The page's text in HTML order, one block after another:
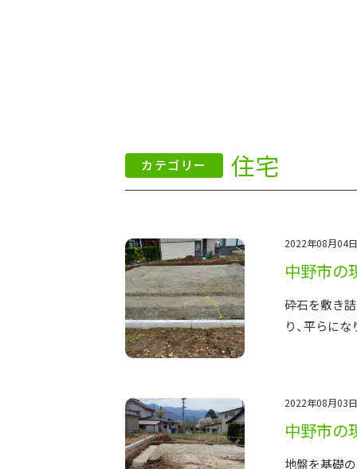
土地をお探しの方
お問
カテゴリー 住宅
2022年08月04
中野市
砕石を敷き
り、平らにな
2022年08月03
中野市
地盤を基礎